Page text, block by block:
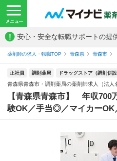
! 安心・安全な転職サポートの提
薬剤師の求人・転職TOP 青森県 青森市
正社員 調剤薬局 ドラッグストア（調剤併設
青森県青森市・調剤薬局の薬剤師求人（法人
【青森県青森市】 年収700
験OK／手当◎／マイカー